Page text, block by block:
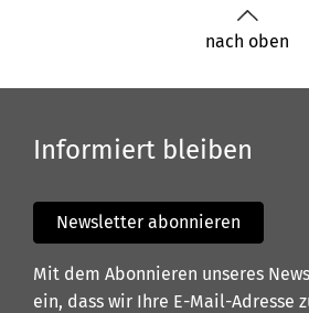
nach oben
Informiert bleiben
Newsletter abonnieren
Mit dem Abonnieren unseres
ein, dass wir Ihre E-Mail-Adresse